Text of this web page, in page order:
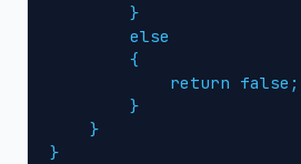
        }
        else
        {
            return false;
        }
    }
}